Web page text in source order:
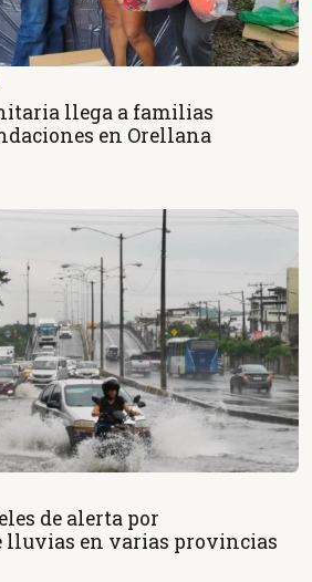
llega a familias
en Orellana
de alerta por
lluvias en varias provincias